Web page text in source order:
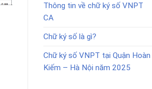
Thông tin về chữ ký số VNPT
CA
Chữ ký số là gì?
Chữ ký số VNPT tại Quận Hoàn
Kiếm – Hà Nội năm 2025